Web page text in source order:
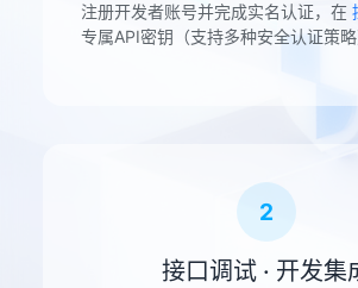
注册开发者账号并完成实名认证，在
专属API密钥（支持多种安全认证策略
2
接口调试 · 开发集